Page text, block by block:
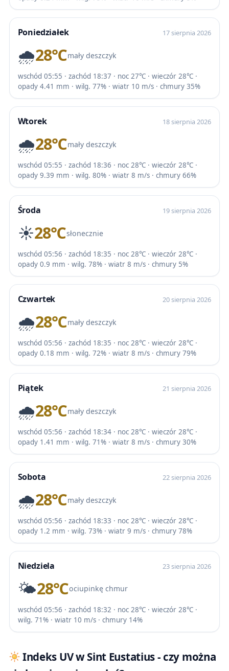
Poniedziałek 17 sierpnia 2026
🌧️28℃mały deszczyk
wschód 05:55 · zachód 18:37 · noc 27℃ · wieczór 28℃ ·
opady 4.41 mm · wilg. 77% · wiatr 10 m/s · chmury 35%
Wtorek 18 sierpnia 2026
🌧️28℃mały deszczyk
wschód 05:55 · zachód 18:36 · noc 28℃ · wieczór 28℃ ·
opady 9.39 mm · wilg. 80% · wiatr 8 m/s · chmury 66%
Środa 19 sierpnia 2026
☀️28℃słonecznie
wschód 05:56 · zachód 18:35 · noc 28℃ · wieczór 28℃ ·
opady 0.9 mm · wilg. 78% · wiatr 8 m/s · chmury 5%
Czwartek 20 sierpnia 2026
🌧️28℃mały deszczyk
wschód 05:56 · zachód 18:35 · noc 28℃ · wieczór 28℃ ·
opady 0.18 mm · wilg. 72% · wiatr 8 m/s · chmury 79%
Piątek 21 sierpnia 2026
🌧️28℃mały deszczyk
wschód 05:56 · zachód 18:34 · noc 28℃ · wieczór 28℃ ·
opady 1.41 mm · wilg. 71% · wiatr 8 m/s · chmury 30%
Sobota 22 sierpnia 2026
🌧️28℃mały deszczyk
wschód 05:56 · zachód 18:33 · noc 28℃ · wieczór 28℃ ·
opady 1.2 mm · wilg. 73% · wiatr 9 m/s · chmury 78%
Niedziela 23 sierpnia 2026
🌤️28℃ociupinkę chmur
wschód 05:56 · zachód 18:32 · noc 28℃ · wieczór 28℃ ·
wilg. 71% · wiatr 10 m/s · chmury 14%
Indeks UV w Sint Eustatius - czy można